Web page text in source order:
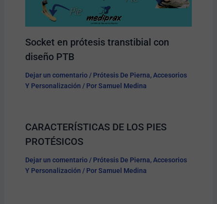
Socket en prótesis transtibial con
diseño PTB
Dejar un comentario / Prótesis De Pierna,Accesorios
Y Personalización / PorSamuel Medina
CARACTERÍSTICAS DE LOS PIES
PROTÉSICOS
Dejar un comentario / Prótesis De Pierna,Accesorios
Y Personalización / PorSamuel Medina